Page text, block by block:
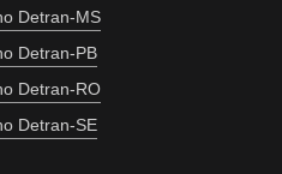
Detran-MS
Detran-PB
Detran-RO
Detran-SE